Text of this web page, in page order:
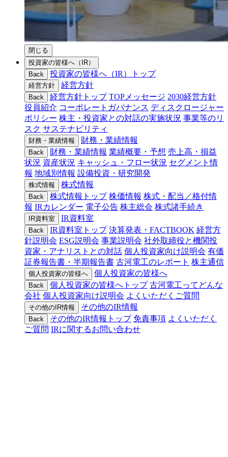
閉じる
投資家の皆様へ（IR）
Back
投資家の皆様へ（IR）トップ
経営方針 経営方針
Back 経営方針トップ TOPメッセージ 2030経営方針
役員紹介 コーポレートガバナンス ディスクロージャー
ポリシー 株主・投資家との対話の実施状況 事業等のリ
スク サステナビリティ
財務・業績情報 財務・業績情報
Back 財務・業績情報 業績概要・予想 売上高・損益
状況 資産状況 キャッシュ・フロー状況 セグメント情
報 地域別情報 設備投資・研究開発
株式情報 株式情報
Back 株式情報トップ 株価情報 株式・配当／格付情
報 IRカレンダー 電子公告 株主総会 株式諸手続き
IR資料室 IR資料室
Back IR資料室トップ 決算発表・FACTBOOK 経営方
針説明会 ESG説明会 事業説明会 社外取締役と機関投
資家・アナリストとの対話 個人投資家向け説明会 有価
証券報告書・半期報告書 古河電工のレポート 株主通信
個人投資家の皆様へ 個人投資家の皆様へ
Back 個人投資家の皆様へトップ 古河電工ってどんな
会社 個人投資家向け説明会 よくいただくご質問
その他のIR情報 その他のIR情報
Back その他のIR情報トップ 免責事項 よくいただく
ご質問 IRに関するお問い合わせ